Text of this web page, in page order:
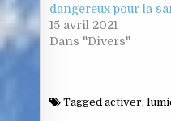
dangereux pour la
15 avril 2021
Dans "Divers"
Taggedactiver,